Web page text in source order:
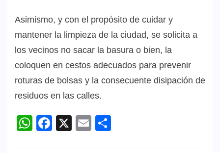
Asimismo, y con el propósito de cuidar y
mantener la limpieza de la ciudad, se solicita a
los vecinos no sacar la basura o bien, la
coloquen en cestos adecuados para prevenir
roturas de bolsas y la consecuente disipación de
residuos en las calles.
WhatsApp
Facebook
X Email